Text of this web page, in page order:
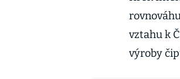
vztahu k
výroby